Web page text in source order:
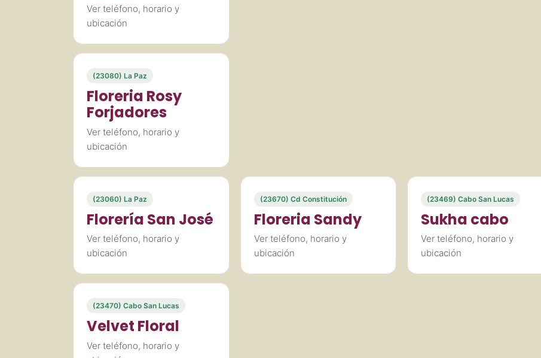
Ver teléfono, horario y
ubicación
(23080) La Paz
Floreria Rosy
Forjadores
Ver teléfono, horario y
ubicación
(23060) La Paz
Florería San José
Ver teléfono, horario y
ubicación
(23670) Cd Constitución
Floreria Sandy
Ver teléfono, horario y
ubicación
(23469) Cabo San Lucas
Sukha cabo
Ver teléfono, horario y
ubicación
(23470) Cabo San Lucas
Velvet Floral
Ver teléfono, horario y